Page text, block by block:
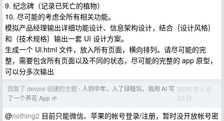
9. 纪念碑（记录已死亡的植物）
10. 尽可能的考虑全所有相关功能。
模拟产品经理输出详细功能设计、信息架构设计，结合｛设计风格｝
和（技术规格｝输出一套 UI 设计方案。
生成一个 Ul.html 文件，放入所有页面，横向排列。请尽可能的完
整，需要包含所有页面以及不同的状态，尽可能的完整的 app 原型，
可以分多次输出
回复了 devjoe 创建的主题 › 人到中年，入了绿植坑，我用 AI 写
了一个养花 App 🌱
2025 年 4 月
22 日
@nothing2 目前只能微信、苹果的帐号登录/注册，暂时没开放帐号密